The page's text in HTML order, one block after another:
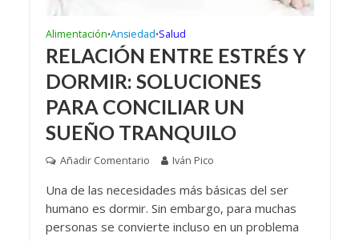
Alimentación•Ansiedad•Salud
RELACIÓN ENTRE ESTRÉS Y
DORMIR: SOLUCIONES
PARA CONCILIAR UN
SUEÑO TRANQUILO
Añadir Comentario Iván Pico
Una de las necesidades más básicas del ser
humano es dormir. Sin embargo, para muchas
personas se convierte incluso en un problema